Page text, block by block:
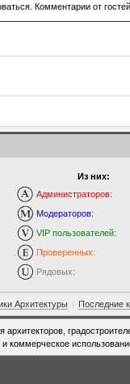
Комментарии от
Из них:
Администраторов:
Модераторов:
VIP пользователей:
Проверенных:
Рядовых:
Архитектуры | Последние
архитекторов,
коммерческое